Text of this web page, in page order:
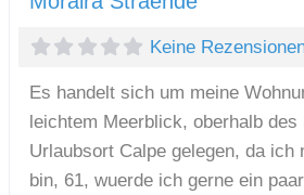
Keine
Es handelt sich um meine
leichtem Meerblick, oberhalb des
Urlaubsort Calpe gelegen, da ich
bin, 61, wuerde ich gerne ein